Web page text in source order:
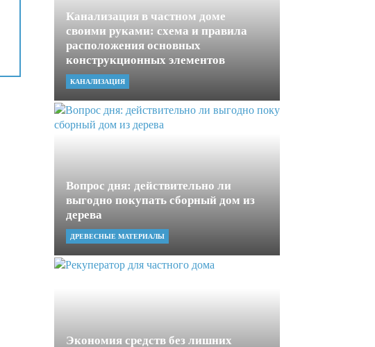
Канализация в частном доме
своими руками: схема и правила
расположения основных
конструкционных элементов
КАНАЛИЗАЦИЯ
Вопрос дня: действительно ли
выгодно покупать сборный дом из
дерева
ДРЕВЕСНЫЕ МАТЕРИАЛЫ
Экономия средств без лишних